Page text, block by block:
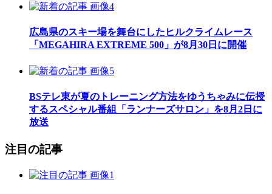
広島県のスキー場を舞台にしたヒルクライムレース
「MEGAHIRA EXTREME 500」が8月30日に開催
BSテレ東が夏のトレーニング方法をゆうちゃみに伝授
するスペシャル番組「ランナーズサロン」を8月2日に
放送
注目の記事